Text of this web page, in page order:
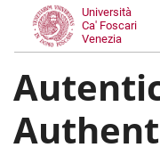
Università
Ca' Foscari
Venezia